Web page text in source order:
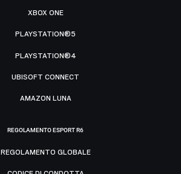
XBOX ONE
PLAYSTATION®5
PLAYSTATION®4
UBISOFT CONNECT
AMAZON LUNA
REGOLAMENTO ESPORT R6
REGOLAMENTO GLOBALE